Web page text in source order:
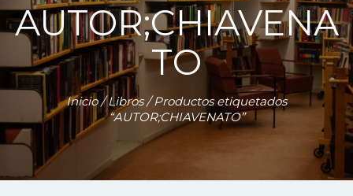
AUTOR;CHIAVENA
TO
Inicio/Libros/ Productos etiquetados
“AUTOR;CHIAVENATO”